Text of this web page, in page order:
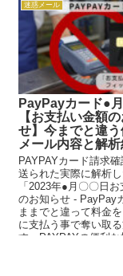
迷惑メール
PayPayカード●
【お支払い金額
せ】今までと違
メール内容と解
PAYPAYカード請求
送られた実際に解析
「2023年●月〇〇日
のお知らせ - PayPay
ままでと違って料金
に支払う事で奪い取
す、PAYPAYの便利な